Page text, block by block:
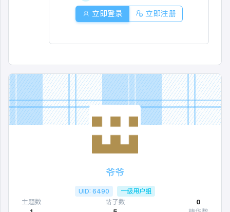
立即登录
立即注册
爷爷
UID: 6490
一级用户组
主题数
帖子数
0